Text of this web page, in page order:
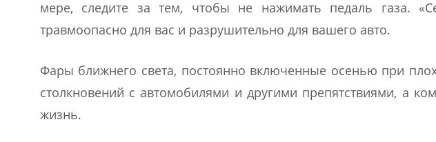
мере, следите за тем, чтобы не нажимать педаль газа.
травмоопасно для вас и разрушительно для вашего авто.
Фары ближнего света, постоянно включенные осенью при
столкновений с автомобилями и другими препятствиями, а
жизнь.